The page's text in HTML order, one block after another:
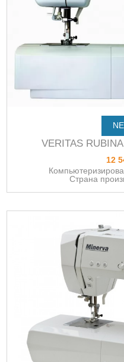
VERITAS
12
Страна